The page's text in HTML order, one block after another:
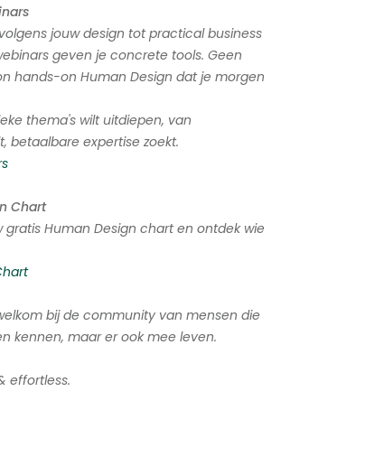
jouw design tot practical business
geven je concrete tools. Geen
hands-on Human Design dat je morgen
thema's wilt uitdiepen, van
betaalbare expertise zoekt.
Chart
gratis Human Design chart en ontdek wie
bij de community van mensen die
kennen, maar er ook mee leven.
effortless.